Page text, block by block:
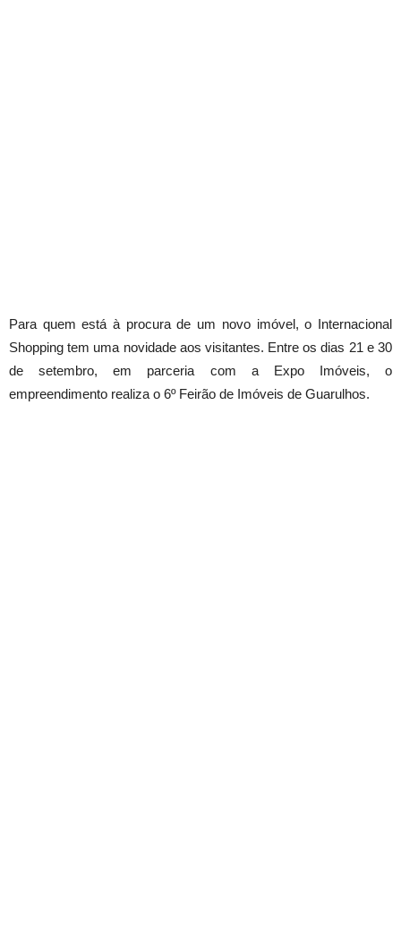
Para quem está à procura de um novo imóvel, o Internacional
Shopping tem uma novidade aos visitantes. Entre os dias 21 e 30
de setembro, em parceria com a Expo Imóveis, o
empreendimento realiza o 6º Feirão de Imóveis de Guarulhos.